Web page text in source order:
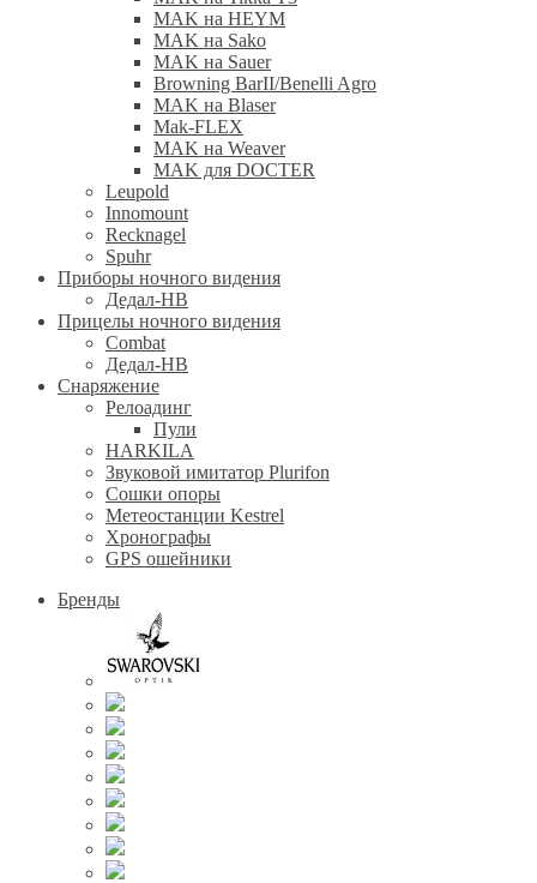
MAK на HEYM
MAK на Sako
MAK на Sauer
Browning BarII/Benelli Agro
MAK на Blaser
Mak-FLEX
MAK на Weaver
MAK для DOCTER
Leupold
Innomount
Recknagel
Spuhr
Приборы ночного видения
Дедал-НВ
Прицелы ночного видения
Combat
Дедал-НВ
Снаряжение
Релоадинг
Пули
HARKILA
Звуковой имитатор Plurifon
Сошки опоры
Метеостанции Kestrel
Хронографы
GPS ошейники
Бренды